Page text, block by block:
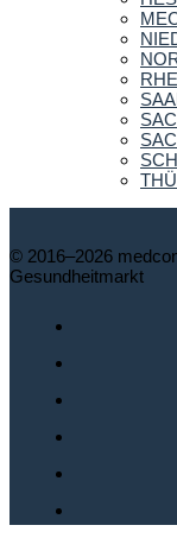
© 2016–2026
Gesundheitmarkt